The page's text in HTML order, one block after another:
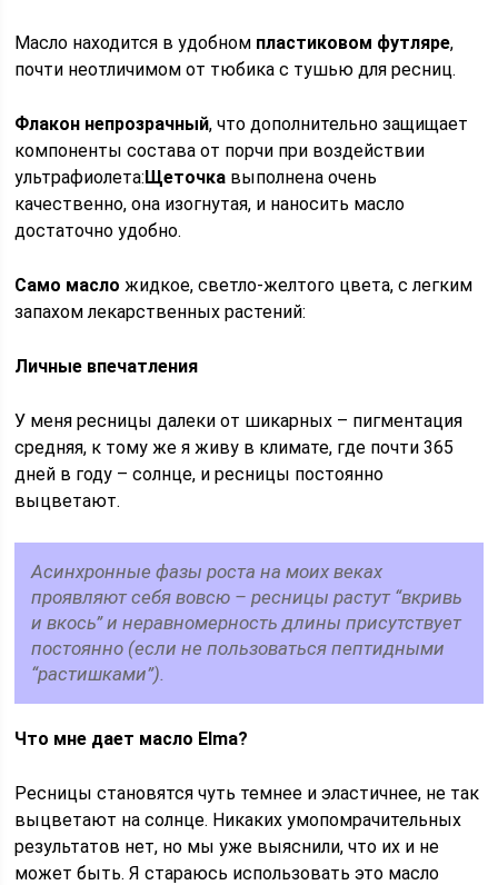
Масло находится в удобном пластиковом футляре,
почти неотличимом от тюбика с тушью для ресниц.
Флакон непрозрачный, что дополнительно защищает
компоненты состава от порчи при воздействии
ультрафиолета:Щеточка выполнена очень
качественно, она изогнутая, и наносить масло
достаточно удобно.
Само масло жидкое, светло-желтого цвета, с легким
запахом лекарственных растений:
Личные впечатления
У меня ресницы далеки от шикарных – пигментация
средняя, к тому же я живу в климате, где почти 365
дней в году – солнце, и ресницы постоянно
выцветают.
Асинхронные фазы роста на моих веках
проявляют себя вовсю – ресницы растут “вкривь
и вкось” и неравномерность длины присутствует
постоянно (если не пользоваться пептидными
“растишками”).
Что мне дает масло Elma?
Ресницы становятся чуть темнее и эластичнее, не так
выцветают на солнце. Никаких умопомрачительных
результатов нет, но мы уже выяснили, что их и не
может быть. Я стараюсь использовать это масло